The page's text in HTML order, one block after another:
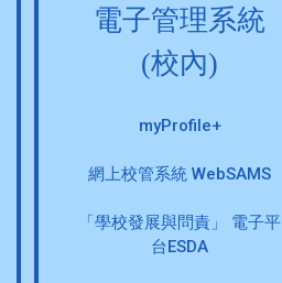
電子管理系統
(校內)
myProfile+
網上校管系統 WebSAMS
「學校發展與問責」 電子平
台ESDA